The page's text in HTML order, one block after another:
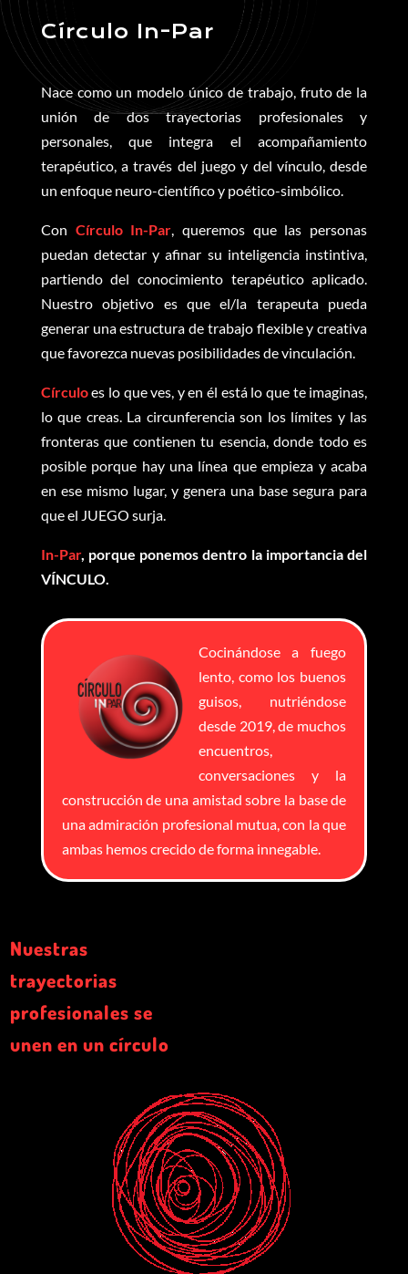
Círculo In-Par
Nace como un modelo único de trabajo, fruto de la
unión de dos trayectorias profesionales y
personales, que integra el acompañamiento
terapéutico, a través del juego y del vínculo, desde
un enfoque neuro-científico y poético-simbólico.
Con Círculo In-Par, queremos que las personas
puedan detectar y afinar su inteligencia instintiva,
partiendo del conocimiento terapéutico aplicado.
Nuestro objetivo es que el/la terapeuta pueda
generar una estructura de trabajo flexible y creativa
que favorezca nuevas posibilidades de vinculación.
Círculoes lo que ves, y en él está lo que te imaginas,
lo que creas. La circunferencia son los límites y las
fronteras que contienen tu esencia, donde todo es
posible porque hay una línea que empieza y acaba
en ese mismo lugar, y genera una base segura para
que el JUEGO surja.
In-Par, porque ponemos dentro la importancia del
VÍNCULO.
Cocinándose a fuego
lento, como los buenos
guisos, nutriéndose
desde 2019, de muchos
encuentros,
conversaciones y la
construcción de una amistad sobre la base de
una admiración profesional mutua, con la que
ambas hemos crecido de forma innegable.
Nuestras
trayectorias
profesionales se
unen en un círculo